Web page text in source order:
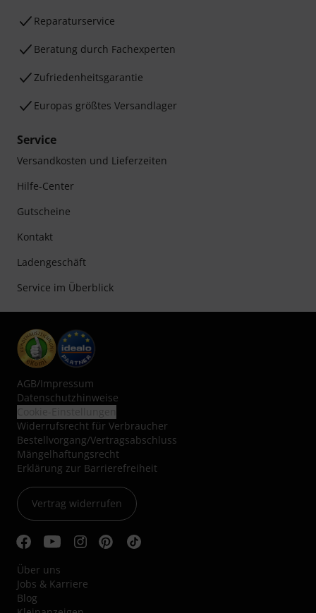
Reparaturservice
Beratung durch Fachexperten
Zufriedenheitsgarantie
Europas größtes Versandlager
Service
Versandkosten und Lieferzeiten
Hilfe-Center
Gutscheine
Kontakt
Ladengeschäft
Service im Überblick
AGB/Impressum
Datenschutzhinweise
Widerrufsrecht für Verbraucher
Bestellvorgang/Vertragsabschluss
Mängelhaftungsrecht
Erklärung zur Barrierefreiheit
Vertrag widerrufen
Über uns
Jobs & Karriere
Blog